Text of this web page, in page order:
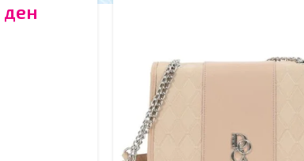
ден